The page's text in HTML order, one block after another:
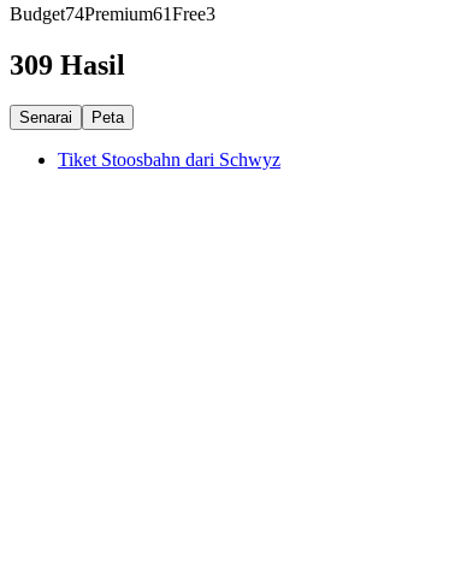
Budget74Premium61Free3
309 Hasil
Senarai Peta
Tiket Stoosbahn dari Schwyz